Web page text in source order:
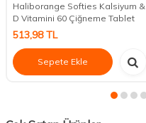
Haliborange Softies Kalsiyum &
D Vitamini 60 Çiğneme Tablet
513,98TL
Sepete Ekle